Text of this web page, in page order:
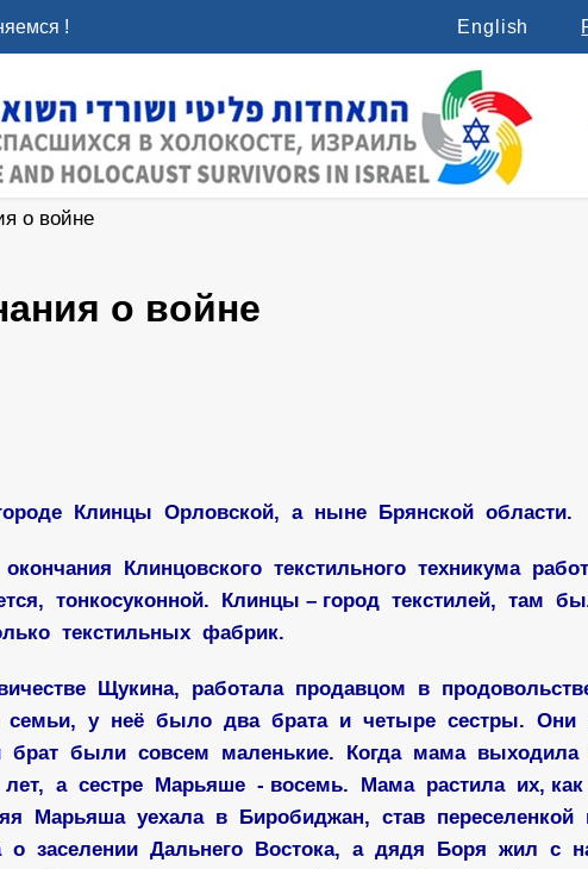
! English
о войне
о войне
Клинцы Орловской, а ныне Брянской области.
Клинцовского текстильного техникума
тонкосуконной. Клинцы – город текстилей, там
текстильных фабрик.
Щукина, работала продавцом в
семьи, у неё было два брата и четыре сестры. Они
брат были совсем маленькие. Когда мама выходила
а сестре Марьяше - восемь. Мама растила их, как
Марьяша уехала в Биробиджан, став переселенкой
о заселении Дальнего Востока, а дядя Боря жил с